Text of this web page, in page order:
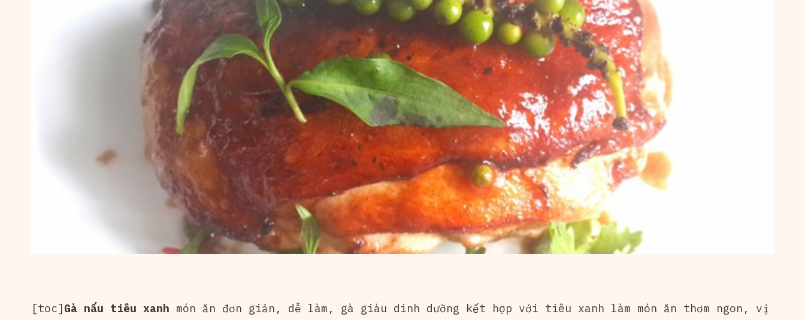
[toc]Gà nấu tiêu xanh món ăn đơn giản, dễ làm, gà giàu dinh dưỡng kết hợp với tiêu xanh làm món ăn thơm ngon, vị